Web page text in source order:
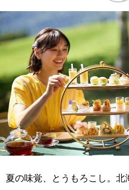
深める
ゆるむ
SitakkeTV
LOCAL ローカルエリア
all
札幌
道北
夏の味覚、とうもろこし。北